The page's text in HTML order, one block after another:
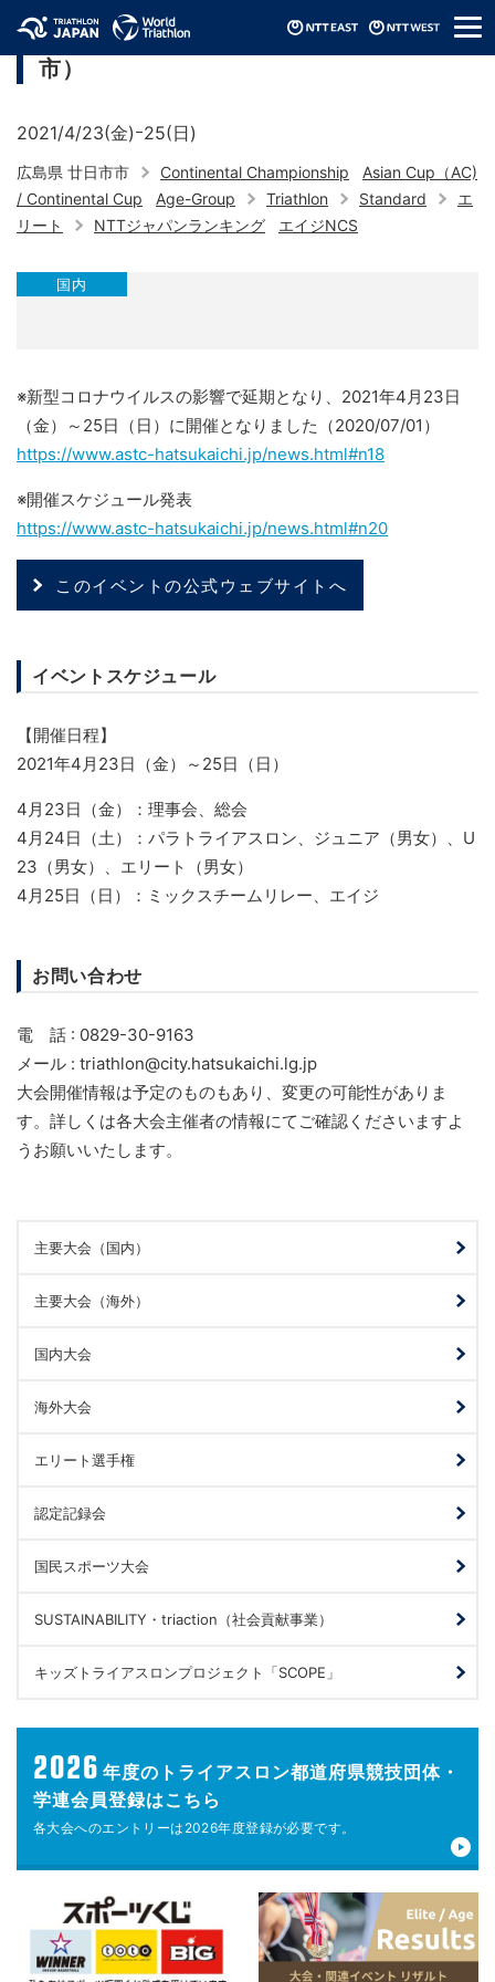
メ
ニ
アジアトライアスロン選手権（2021/廿日
市）
2021/4/23(金)ｰ25(日)
広島県 廿日市市 Continental Championship
Asian Cup（AC)
/ Continental Cup
Age-Group Triathlon Standard
エ
リート
NTTジャパンランキング エイジNCS
国内
※新型コロナウイルスの影響で延期となり、2021年4月23日
（金）～25日（日）に開催となりました（2020/07/01）
https://www.astc-hatsukaichi.jp/news.html#n18
※開催スケジュール発表
https://www.astc-hatsukaichi.jp/news.html#n20
このイベントの公式ウェブサイトへ
イベントスケジュール
【開催日程】
2021年4月23日（金）～25日（日）
4月23日（金）：理事会、総会
4月24日（土）：パラトライアスロン、ジュニア（男女）、U
23（男女）、エリート（男女）
4月25日（日）：ミックスチームリレー、エイジ
お問い合わせ
電 話 : 0829-30-9163
メール : triathlon@city.hatsukaichi.lg.jp
大会開催情報は予定のものもあり、変更の可能性がありま
す。詳しくは各大会主催者の情報にてご確認くださいますよ
うお願いいたします。
主要大会（国内）
主要大会（海外）
国内大会
海外大会
エリート選手権
認定記録会
国民スポーツ大会
SUSTAINABILITY・triaction（社会貢献事業）
キッズトライアスロンプロジェクト「SCOPE」
2026 年度の トライアスロン都道府県競技団体・
学連会員登録はこちら
各大会へのエントリーは 2026年度登録が必要です。